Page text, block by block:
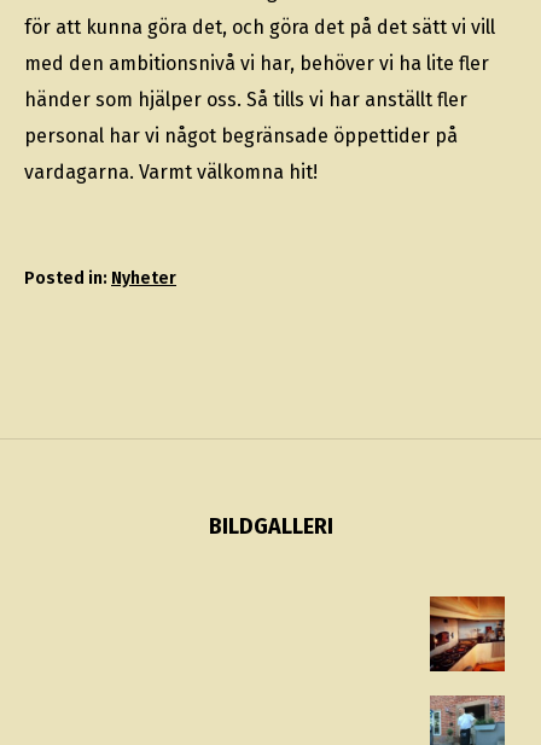
för att kunna göra det, och göra det på det sätt vi vill
med den ambitionsnivå vi har, behöver vi ha lite fler
händer som hjälper oss. Så tills vi har anställt fler
personal har vi något begränsade öppettider på
vardagarna. Varmt välkomna hit!
Posted in: Nyheter
BILDGALLERI